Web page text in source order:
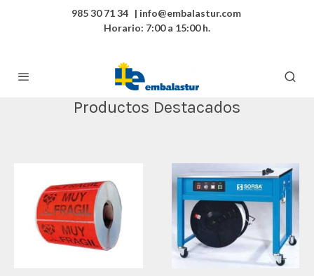
985 30 71 34 | info@embalastur.com
Horario: 7:00 a 15:00 h.
Productos Destacados